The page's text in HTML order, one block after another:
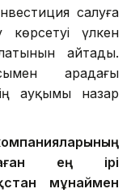
салуға
көрсетуі үлкен
айтады.
арадағы
ауқымы назар
ең ірі
мұнаймен